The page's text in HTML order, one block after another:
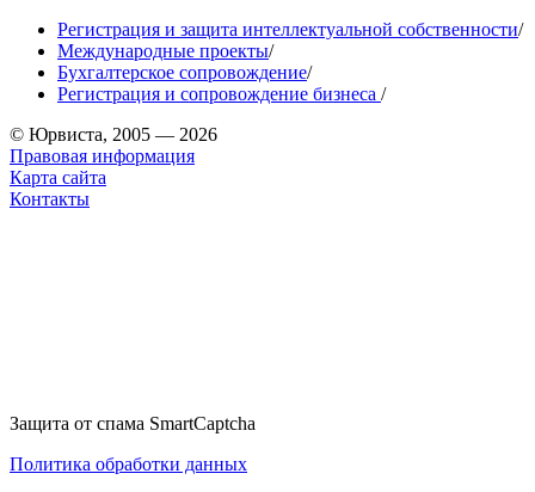
Регистрация и защита интеллектуальной собственности/
Международные проекты/
Бухгалтерское сопровождение/
Регистрация и сопровождение бизнеса /
© Юрвиста, 2005 — 2026
Правовая информация
Карта сайта
Контакты
Защита от спама SmartCaptcha
Политика обработки данных